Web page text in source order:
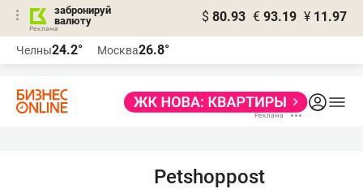
забронируй
валюту
$ 80.93 € 93.19 ¥ 11.97
Челны24.2° Москва26.8°
Petshoppost